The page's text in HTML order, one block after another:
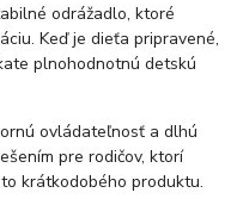
odrážadlo, ktoré
Keď je dieťa pripravené,
plnohodnotnú detskú
ovládateľnosť a dlhú
pre rodičov, ktorí
krátkodobého produktu.